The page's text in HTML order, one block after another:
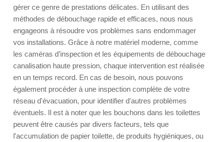
gérer ce genre de prestations délicates. En utilisant des
méthodes de débouchage rapide et efficaces, nous nous
engageons à résoudre vos problèmes sans endommager
vos installations. Grâce à notre matériel moderne, comme
les caméras d’inspection et les équipements de débouchage
canalisation haute pression, chaque intervention est réalisée
en un temps record. En cas de besoin, nous pouvons
également procéder à une inspection complète de votre
réseau d'évacuation, pour identifier d'autres problèmes
éventuels. Il est à noter que les bouchons dans les toilettes
peuvent être causés par divers facteurs, tels que
l'accumulation de papier toilette, de produits hygiéniques, ou